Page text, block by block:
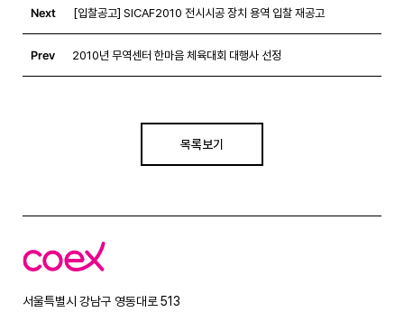
Next [입찰공고] SICAF2010 전시시공 장치 용역 입찰 재공고
Prev 2010년 무역센터 한마음 체육대회 대행사 선정
목록보기
코
엑
서울특별시 강남구 영동대로 513